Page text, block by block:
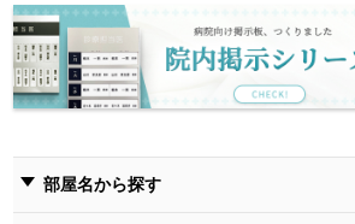
部屋名から探す